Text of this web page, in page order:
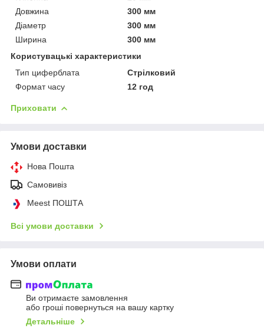
Довжина
300 мм
Діаметр
300 мм
Ширина
300 мм
Користувацькі характеристики
Тип циферблата
Стрілковий
Формат часу
12 год
Приховати
Умови доставки
Нова Пошта
Самовивіз
Meest ПОШТА
Всі умови доставки
Умови оплати
Ви отримаєте замовлення
або гроші повернуться на вашу картку
Детальніше